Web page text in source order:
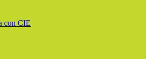
con CIE